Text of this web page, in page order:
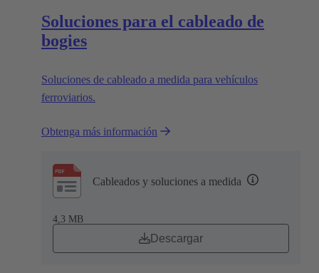
Soluciones para el cableado de
bogies
Soluciones de cableado a medida para vehículos
ferroviarios.
Obtenga más información
Cableados y soluciones a medida
4,3 MB
Descargar